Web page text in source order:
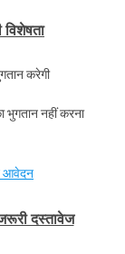
विशेषता
करेगी
भुगतान नहीं करना
आवेदन
दस्तावेज